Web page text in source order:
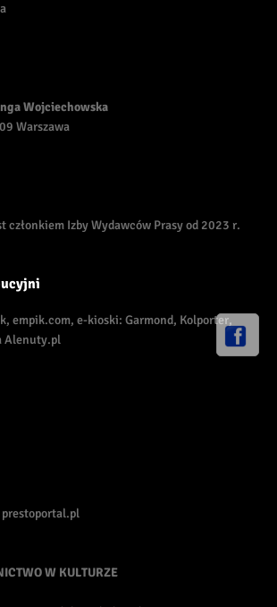
Wojciechowska
Warszawa
członkiem Izby Wydawców Prasy od 2023 r.
empik.com, e-kioski: Garmond, Kolporter,
Alenuty.pl
W KULTURZE